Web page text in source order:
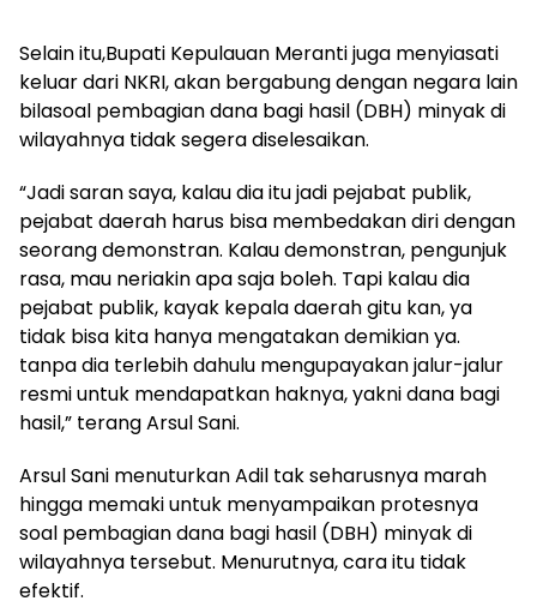
Selain itu,Bupati Kepulauan Meranti juga menyiasati
keluar dari NKRI, akan bergabung dengan negara lain
bilasoal pembagian dana bagi hasil (DBH) minyak di
wilayahnya tidak segera diselesaikan.
“Jadi saran saya, kalau dia itu jadi pejabat publik,
pejabat daerah harus bisa membedakan diri dengan
seorang demonstran. Kalau demonstran, pengunjuk
rasa, mau neriakin apa saja boleh. Tapi kalau dia
pejabat publik, kayak kepala daerah gitu kan, ya
tidak bisa kita hanya mengatakan demikian ya.
tanpa dia terlebih dahulu mengupayakan jalur-jalur
resmi untuk mendapatkan haknya, yakni dana bagi
hasil,” terang Arsul Sani.
Arsul Sani menuturkan Adil tak seharusnya marah
hingga memaki untuk menyampaikan protesnya
soal pembagian dana bagi hasil (DBH) minyak di
wilayahnya tersebut. Menurutnya, cara itu tidak
efektif.